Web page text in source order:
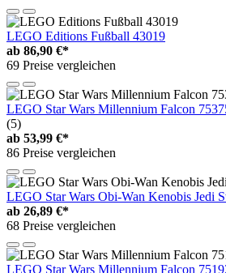
LEGO Editions Fußball 43019
ab 86,90 €*
69 Preise vergleichen
LEGO Star Wars Millennium Falcon
(5)
ab 53,99 €*
86 Preise vergleichen
LEGO Star Wars Obi-Wan Kenobis Jedi
ab 26,89 €*
68 Preise vergleichen
LEGO Star Wars Millennium Falcon